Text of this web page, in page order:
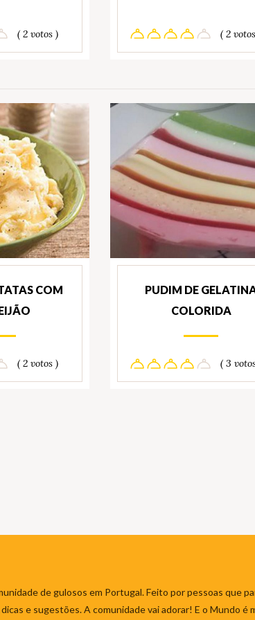
( 2 votos ) ( 2
COM
( 2 votos )
PUDIM DE
COLORIDA
( 3
de gulosos em Portugal. Feito por pessoas que
e sugestões. A comunidade vai adorar! E o Mundo é